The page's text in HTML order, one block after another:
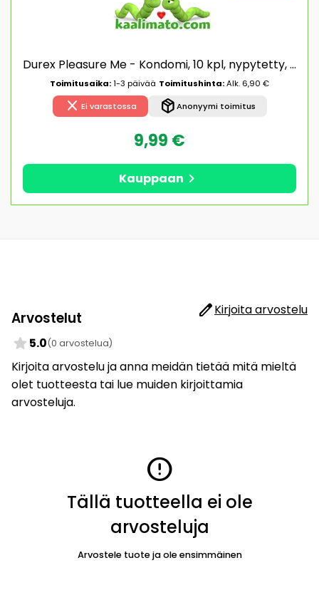
Durex Pleasure Me - Kondomi, 10 kpl, nypytetty, juomutettu, lateksi, easy-on
Toimitusaika:1-3 päivää Toimitushinta:Alk. 6,90 €
close Ei varastossa package_2Anonyymi toimitus
9,99 €
Kauppaan chevron_right
Arvostelut editKirjoita arvostelu
star 5.0(0 arvostelua)
Kirjoita arvostelu ja anna meidän tietää mitä mieltä
olet tuotteesta tai lue muiden kirjoittamia
arvosteluja.
error
Tällä tuotteella ei ole
arvosteluja
Arvostele tuote ja ole ensimmäinen